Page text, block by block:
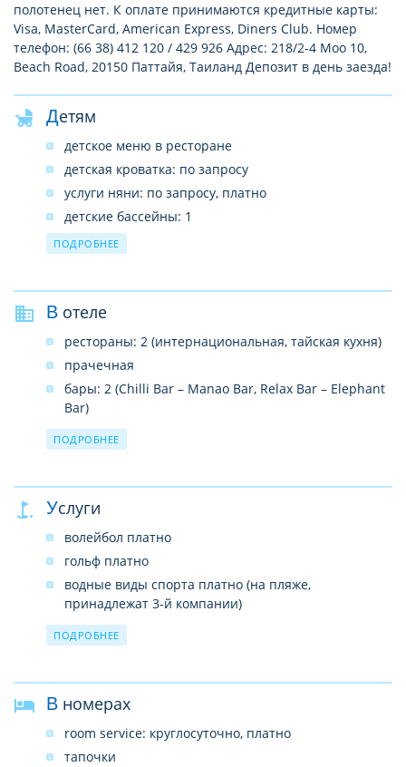
полотенец нет. К оплате принимаются кредитные карты:
Visa, MasterСard, American Express, Diners Club. Номер
телефон: (66 38) 412 120 / 429 926 Адрес: 218/2-4 Moo 10,
Beach Road, 20150 Паттайя, Таиланд Депозит в день заезда!
Детям
детское меню в ресторане
детская кроватка: по запросу
услуги няни: по запросу, платно
детские бассейны: 1
детские клубы: 1
ПОДРОБНЕЕ
В отеле
рестораны: 2 (интернациональная, тайская кухня)
прачечная
бары: 2 (Chilli Bar – Manao Bar, Relax Bar – Elephant
Bar)
конференц-залы: 5 (на 30–300 чел)
спа-центр (Royal Garden Spa)
бизнес-центр
теннисные корты: 2
ПОДРОБНЕЕ
Услуги
волейбол платно
гольф платно
водные виды спорта платно (на пляже,
принадлежат 3-й компании)
тренажерный зал бесплатно
теннисный корт бесплатно
футбол платно
ПОДРОБНЕЕ
В номерах
room service: круглосуточно, платно
тапочки